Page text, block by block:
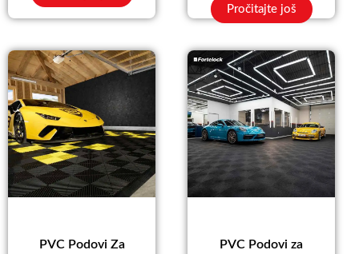
Pročitajte još
PVC Podovi Za
PVC Podovi za